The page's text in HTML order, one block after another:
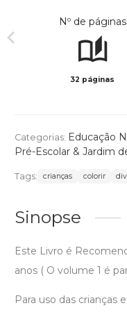
Nº de páginas
32 páginas
Categorias: Educação
Pré-Escolar & Jardim
Tags: crianças colorir
Sinopse
Este Livro é
anos ( O volume 1 é
Para uso das crianças